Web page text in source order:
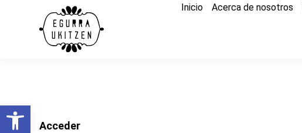
Inicio Acerca de nosotros
Acceder
Abrir barra de herramientas